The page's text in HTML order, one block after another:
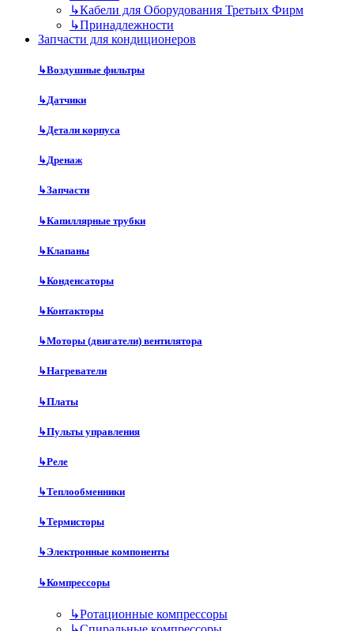
↳Кабели для Оборудования Третьих Фирм
↳Принадлежности
Запчасти для кондиционеров
↳Воздушные фильтры
↳Датчики
↳Детали корпуса
↳Дренаж
↳Запчасти
↳Капиллярные трубки
↳Клапаны
↳Конденсаторы
↳Контакторы
↳Моторы (двигатели) вентилятора
↳Нагреватели
↳Платы
↳Пульты управления
↳Реле
↳Теплообменники
↳Термисторы
↳Электронные компоненты
↳Компрессоры
↳Ротационные компрессоры